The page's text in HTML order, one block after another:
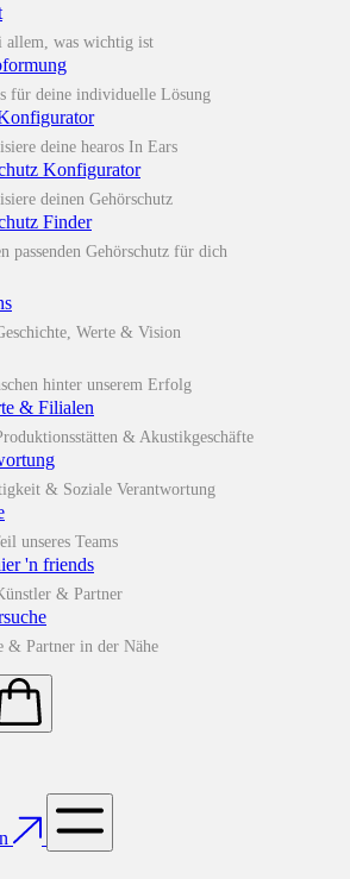
allem, was wichtig ist
für deine individuelle Lösung
deine hearos In Ears
Konfigurator
deinen Gehörschutz
Finder
passenden Gehörschutz für dich
Werte & Vision
hinter unserem Erfolg
& Filialen
& Akustikgeschäfte
& Soziale Verantwortung
unseres Teams
'n friends
& Partner
& Partner in der Nähe